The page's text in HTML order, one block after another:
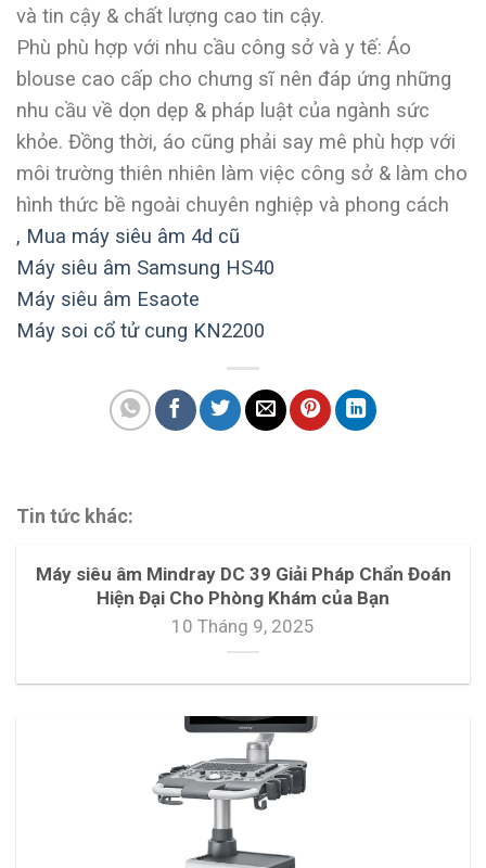
và tin cậy & chất lượng cao tin cậy.
Phù phù hợp với nhu cầu công sở và y tế: Áo
blouse cao cấp cho chưng sĩ nên đáp ứng những
nhu cầu về dọn dẹp & pháp luật của ngành sức
khỏe. Đồng thời, áo cũng phải say mê phù hợp với
môi trường thiên nhiên làm việc công sở & làm cho
hình thức bề ngoài chuyên nghiệp và phong cách
, Mua máy siêu âm 4d cũ
Máy siêu âm Samsung HS40
Máy siêu âm Esaote
Máy soi cổ tử cung KN2200
Tin tức khác:
Máy siêu âm Mindray DC 39 Giải Pháp Chẩn Đoán
Hiện Đại Cho Phòng Khám của Bạn
10 Tháng 9, 2025